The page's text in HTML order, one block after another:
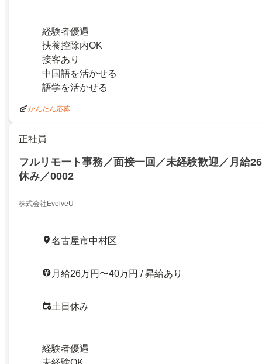
経験者優遇
扶養控除内OK
接客あり
中国語を活かせる
語学を活かせる
かんたん応募
正社員
フルリモート事務／面接一回／未経験歓迎／月給
休み／0002
株式会社EvolveU
名古屋市中村区
月給26万円〜40万円 / 昇給あり
土日休み
経験者優遇